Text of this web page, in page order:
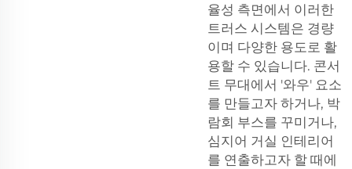
율성 측면에서 이러한
트러스 시스템은 경량
이며 다양한 용도로 활
용할 수 있습니다. 콘서
트 무대에서 '와우' 요소
를 만들고자 하거나, 박
람회 부스를 꾸미거나,
심지어 거실 인테리어
를 연출하고자 할 때에